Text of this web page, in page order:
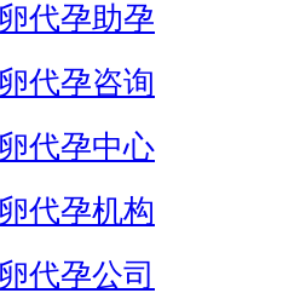
代孕助孕
代孕咨询
代孕中心
代孕机构
代孕公司